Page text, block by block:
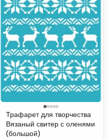
Трафарет для творчества
Вязаный свитер с оленями
(большой)